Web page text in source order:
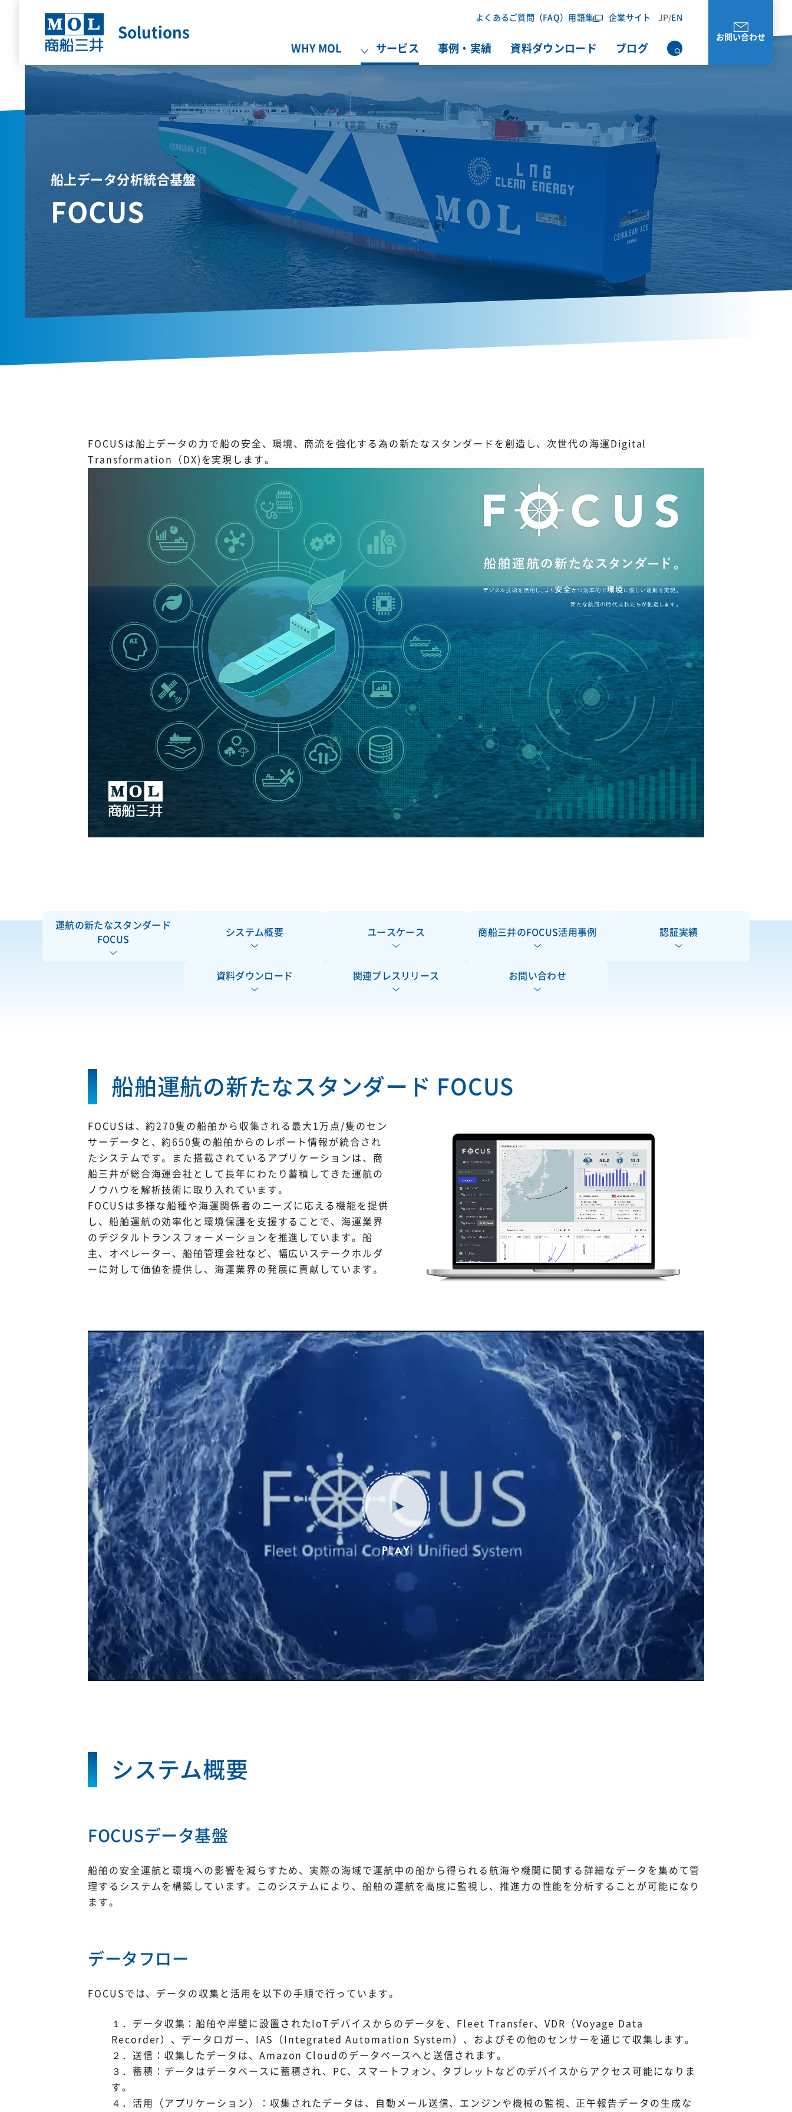
Solutions
WHY MOL サービス 事例・実績 資料ダウンロード ブログ
よくあるご質問（FAQ） 用語集 企業サイト JP/ EN
お問い合わせ
船上データ分析統合基盤
FOCUS
FOCUSは船上データの力で船の安全、環境、商流を強化する為の新たなスタンダードを創造し、次世代の海運Digital
Transformation（DX)を実現します。
運航の新たなスタンダード
FOCUS
システム概要 ユースケース 商船三井のFOCUS活用事例 認証実績
資料ダウンロード 関連プレスリリース お問い合わせ
船舶運航の新たなスタンダード FOCUS
FOCUSは、約270隻の船舶から収集される最大1万点/隻のセン
サーデータと、約650隻の船舶からのレポート情報が統合され
たシステムです。また搭載されているアプリケーションは、商
船三井が総合海運会社として長年にわたり蓄積してきた運航の
ノウハウを解析技術に取り入れています。
FOCUSは多様な船種や海運関係者のニーズに応える機能を提供
し、船舶運航の効率化と環境保護を支援することで、海運業界
のデジタルトランスフォーメーションを推進しています。船
主、オペレーター、船舶管理会社など、幅広いステークホルダ
ーに対して価値を提供し、海運業界の発展に貢献しています。
システム概要
FOCUSデータ基盤
船舶の安全運航と環境への影響を減らすため、実際の海域で運航中の船から得られる航海や機関に関する詳細なデータを集めて管
理するシステムを構築しています。このシステムにより、船舶の運航を高度に監視し、推進力の性能を分析することが可能になり
ます。
データフロー
FOCUSでは、データの収集と活用を以下の手順で行っています。
１．データ収集：船舶や岸壁に設置されたIoTデバイスからのデータを、Fleet Transfer、VDR（Voyage Data
Recorder）、データロガー、IAS（Integrated Automation System）、およびその他のセンサーを通じて収集します。
２．送信：収集したデータは、Amazon Cloudのデータベースへと送信されます。
３．蓄積：データはデータベースに蓄積され、PC、スマートフォン、タブレットなどのデバイスからアクセス可能になりま
す。
４．活用（アプリケーション）：収集されたデータは、自動メール送信、エンジンや機械の監視、正午報告データの生成な